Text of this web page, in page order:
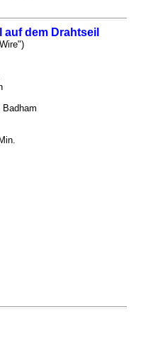
auf dem Drahtseil
Badham